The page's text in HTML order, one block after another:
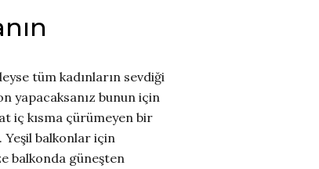
tüm kadınların sevdiği
yapacaksanız bunun için
iç kısma çürümeyen bir
Yeşil balkonlar için
balkonda güneşten